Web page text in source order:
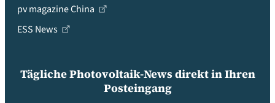
pv magazine China
ESS News
Tägliche Photovoltaik-News direkt in Ihren
Posteingang